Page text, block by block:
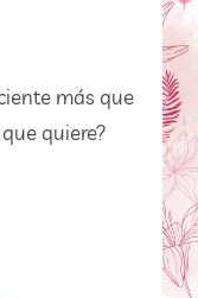
más que
quiere?